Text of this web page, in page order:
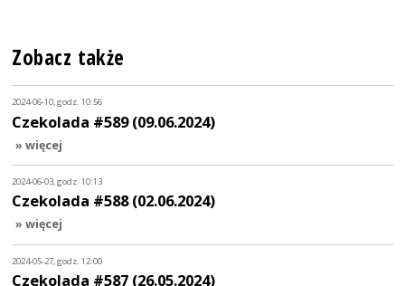
Zobacz także
2024-06-10, godz. 10:56
Czekolada #589 (09.06.2024)
» więcej
2024-06-03, godz. 10:13
Czekolada #588 (02.06.2024)
» więcej
2024-05-27, godz. 12:00
Czekolada #587 (26.05.2024)